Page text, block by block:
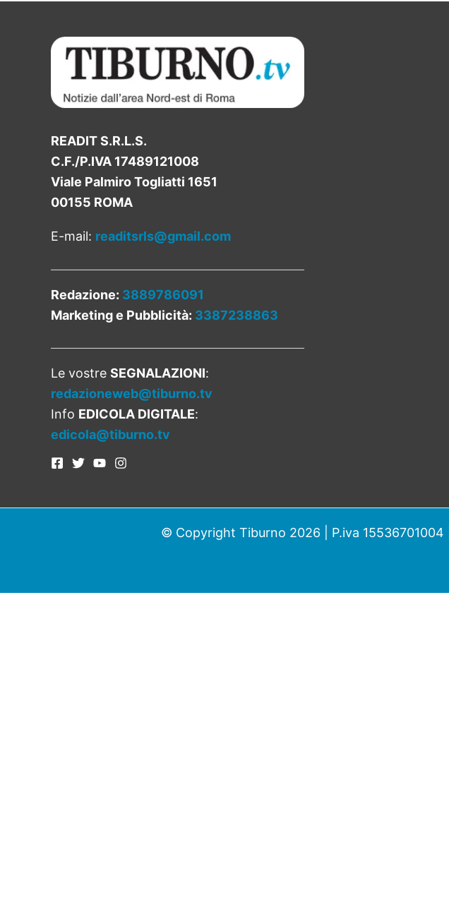
READIT S.R.L.S.
C.F./P.IVA 17489121008
Viale Palmiro Togliatti 1651
00155 ROMA
E-mail: readitsrls@gmail.com
Redazione: 3889786091
Marketing e Pubblicità: 3387238863
Le vostre SEGNALAZIONI:
redazioneweb@tiburno.tv
Info EDICOLA DIGITALE:
edicola@tiburno.tv
© Copyright Tiburno 2026 | P.iva 15536701004 |